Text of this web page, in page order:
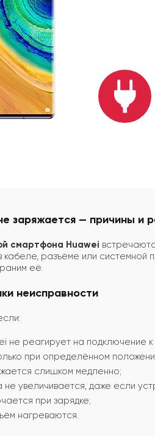
заряжается — причины и
смартфона Huawei
кабеле, разъёме или системной
её.
неисправности
не реагирует на подключение к
при определённом
слишком медленно;
не увеличивается, даже если
при зарядке;
нагреваются.